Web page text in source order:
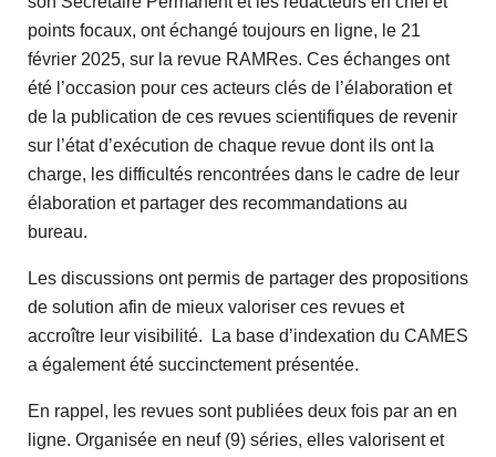
points focaux, ont échangé toujours en ligne, le 21
février 2025, sur la revue RAMRes. Ces échanges ont
été l’occasion pour ces acteurs clés de l’élaboration et
de la publication de ces revues scientifiques de revenir
sur l’état d’exécution de chaque revue dont ils ont la
charge, les difficultés rencontrées dans le cadre de leur
élaboration et partager des recommandations au
bureau.
Les discussions ont permis de partager des propositions
de solution afin de mieux valoriser ces revues et
accroître leur visibilité. La base d’indexation du CAMES
a également été succinctement présentée.
En rappel, les revues sont publiées deux fois par an en
ligne. Organisée en neuf (9) séries, elles valorisent et